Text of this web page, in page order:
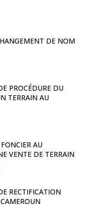
DE NOM
PROCÉDURE DU
TERRAIN AU
AU
VENTE DE TERRAIN
RECTIFICATION